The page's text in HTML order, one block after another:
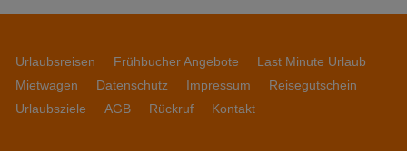
Urlaubsreisen Frühbucher Angebote
Last Minute Urlaub
Mietwagen
Datenschutz Impressum
Reisegutschein
Urlaubsziele
AGB Rückruf Kontakt